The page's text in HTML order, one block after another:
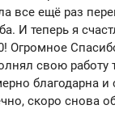
все ещё раз
И теперь я
Огромное
свою работу
благодарна
скоро снова